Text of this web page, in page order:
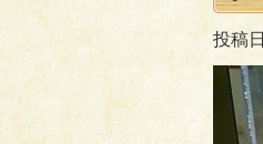
投稿日